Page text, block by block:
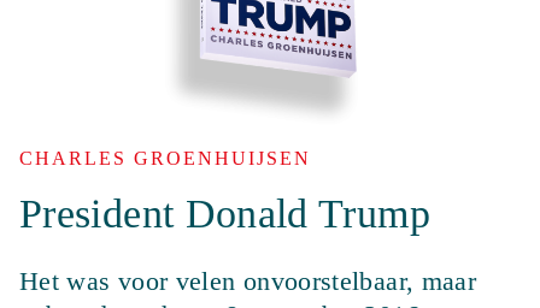
CHARLES GROENHUIJSEN
President Donald Trump
Het was voor velen onvoorstelbaar, maar